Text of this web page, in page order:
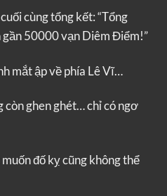
cùng tổng kết: “Tổng
50000 vạn Diêm Điểm!”
mắt ập về phía Lê Vĩ…
còn ghen ghét… chỉ có ngơ
đố kỵ cũng không thể